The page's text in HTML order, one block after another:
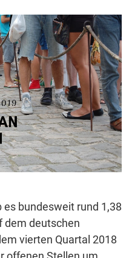
bundesweit rund 1,38
dem deutschen
vierten Quartal 2018